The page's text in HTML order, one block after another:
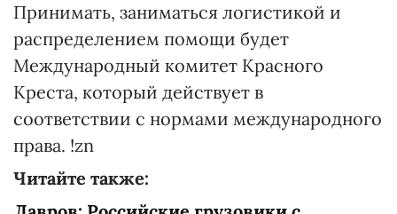
Принимать, заниматься логистикой и
распределением помощи будет
Международный комитет Красного
Креста, который действует в
соответствии с нормами международного
права. !zn
Читайте также: